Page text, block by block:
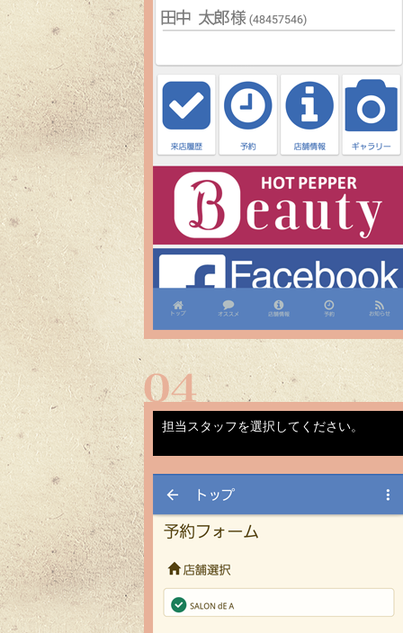
担当スタッフを選択してください。